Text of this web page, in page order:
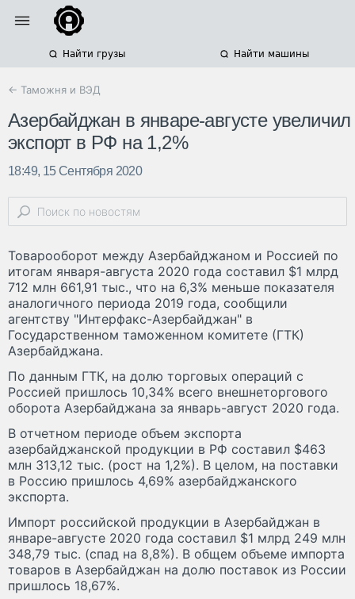
Найти грузы Найти машины
← Таможня и ВЭД
Азербайджан в январе-августе увеличил
экспорт в РФ на 1,2%
18:49, 15 Сентября 2020
Товарооборот между Азербайджаном и Россией по
итогам января-августа 2020 года составил $1 млрд
712 млн 661,91 тыс., что на 6,3% меньше показателя
аналогичного периода 2019 года, сообщили
агентству "Интерфакс-Азербайджан" в
Государственном таможенном комитете (ГТК)
Азербайджана.
По данным ГТК, на долю торговых операций с
Россией пришлось 10,34% всего внешнеторгового
оборота Азербайджана за январь-август 2020 года.
В отчетном периоде объем экспорта
азербайджанской продукции в РФ составил $463
млн 313,12 тыс. (рост на 1,2%). В целом, на поставки
в Россию пришлось 4,69% азербайджанского
экспорта.
Импорт российской продукции в Азербайджан в
январе-августе 2020 года составил $1 млрд 249 млн
348,79 тыс. (спад на 8,8%). В общем объеме импорта
товаров в Азербайджан на долю поставок из России
пришлось 18,67%.